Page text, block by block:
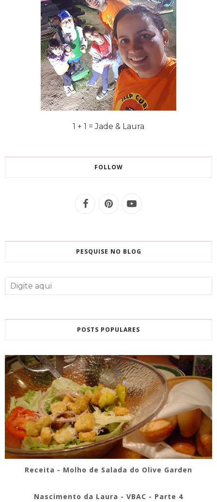
1 + 1 = Jade & Laura
FOLLOW
PESQUISE NO BLOG
POSTS POPULARES
Receita - Molho de Salada do Olive Garden
Nascimento da Laura - VBAC - Parte 4